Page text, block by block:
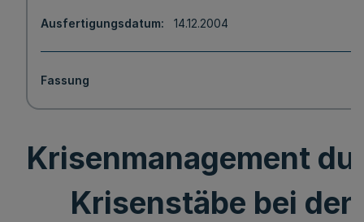
Ausfertigungsdatum 14.12.2004
Fassung
Krisenmanagement
Krisenstäbe bei den